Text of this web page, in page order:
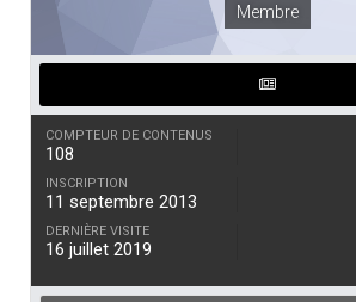
Membre
COMPTEUR DE CONTENUS
108
INSCRIPTION
11 septembre 2013
DERNIÈRE VISITE
16 juillet 2019